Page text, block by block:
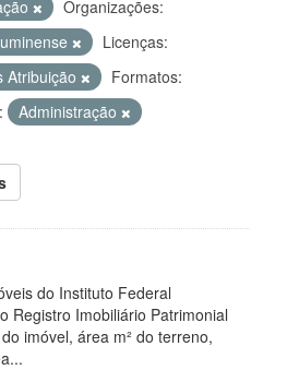
Organizações:
Licenças:
Atribuição
Formatos:
Administração
do Instituto Federal
Registro Imobiliário Patrimonial
imóvel, área m² do terreno,